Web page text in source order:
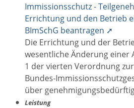
Immissionsschutz -
Errichtung und den Betrieb
BImSchG beantragen ➚
Die Errichtung und der
wesentliche Änderung einer
1 der vierten Verordnung
Bundes-
über
Leistung